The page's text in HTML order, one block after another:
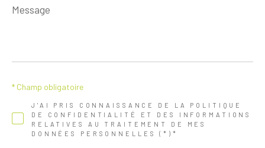
Message
*
J'AI PRIS CONNAISSANCE DE LA POLITIQUE
DE CONFIDENTIALITÉ ET DES INFORMATIONS
RELATIVES AU TRAITEMENT DE MES
DONNÉES PERSONNELLES (*)*
* Champ obligatoire